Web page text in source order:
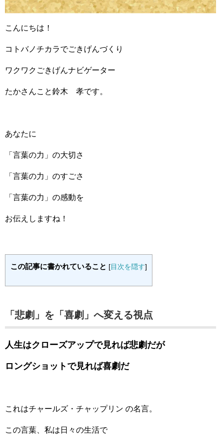
こんにちは！
コトバノチカラでごきげんづくり
ワクワクごきげんナビゲーター
たかさんこと鈴木 孝です。
あなたに
「言葉の力」の大切さ
「言葉の力」のすごさ
「言葉の力」の感動を
お伝えしますね！
この記事に書かれていること [ 目次を隠す]
「悲劇」を「喜劇」へ変える視点
人生はクローズアップで見れば悲劇だが
ロングショットで見れば喜劇だ
これはチャールズ・チャップリン の名言。
この言葉、私は日々の生活で